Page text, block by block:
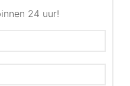
24 uur!